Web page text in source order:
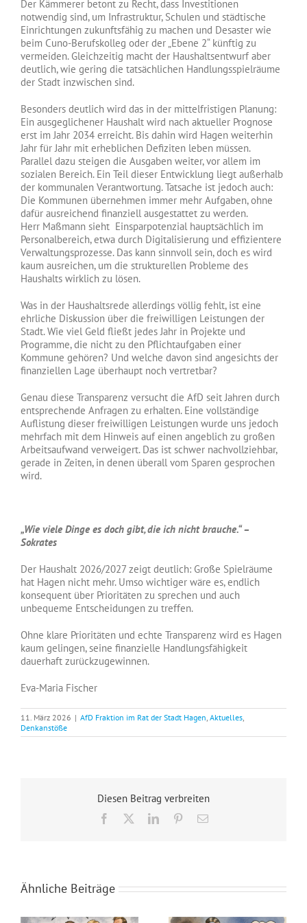
Der Kämmerer betont zu Recht, dass Investitionen
notwendig sind, um Infrastruktur, Schulen und städtische
Einrichtungen zukunftsfähig zu machen und Desaster wie
beim Cuno-Berufskolleg oder der „Ebene 2“ künftig zu
vermeiden. Gleichzeitig macht der Haushaltsentwurf aber
deutlich, wie gering die tatsächlichen Handlungsspielräume
der Stadt inzwischen sind.
Besonders deutlich wird das in der mittelfristigen Planung:
Ein ausgeglichener Haushalt wird nach aktueller Prognose
erst im Jahr 2034 erreicht. Bis dahin wird Hagen weiterhin
Jahr für Jahr mit erheblichen Defiziten leben müssen.
Parallel dazu steigen die Ausgaben weiter, vor allem im
sozialen Bereich. Ein Teil dieser Entwicklung liegt außerhalb
der kommunalen Verantwortung. Tatsache ist jedoch auch:
Die Kommunen übernehmen immer mehr Aufgaben, ohne
dafür ausreichend finanziell ausgestattet zu werden.
Herr Maßmann sieht Einsparpotenzial hauptsächlich im
Personalbereich, etwa durch Digitalisierung und effizientere
Verwaltungsprozesse. Das kann sinnvoll sein, doch es wird
kaum ausreichen, um die strukturellen Probleme des
Haushalts wirklich zu lösen.
Was in der Haushaltsrede allerdings völlig fehlt, ist eine
ehrliche Diskussion über die freiwilligen Leistungen der
Stadt. Wie viel Geld fließt jedes Jahr in Projekte und
Programme, die nicht zu den Pflichtaufgaben einer
Kommune gehören? Und welche davon sind angesichts der
finanziellen Lage überhaupt noch vertretbar?
Genau diese Transparenz versucht die AfD seit Jahren durch
entsprechende Anfragen zu erhalten. Eine vollständige
Auflistung dieser freiwilligen Leistungen wurde uns jedoch
mehrfach mit dem Hinweis auf einen angeblich zu großen
Arbeitsaufwand verweigert. Das ist schwer nachvollziehbar,
gerade in Zeiten, in denen überall vom Sparen gesprochen
wird.
„Wie viele Dinge es doch gibt, die ich nicht brauche.“ –
Sokrates
Der Haushalt 2026/2027 zeigt deutlich: Große Spielräume
hat Hagen nicht mehr. Umso wichtiger wäre es, endlich
konsequent über Prioritäten zu sprechen und auch
unbequeme Entscheidungen zu treffen.
Ohne klare Prioritäten und echte Transparenz wird es Hagen
kaum gelingen, seine finanzielle Handlungsfähigkeit
dauerhaft zurückzugewinnen.
Eva-Maria Fischer
11. März 2026 | AfD Fraktion im Rat der Stadt Hagen, Aktuelles,
Denkanstöße
Diesen Beitrag verbreiten
Facebook LinkedInPinterest
E-
Ähnliche Beiträge